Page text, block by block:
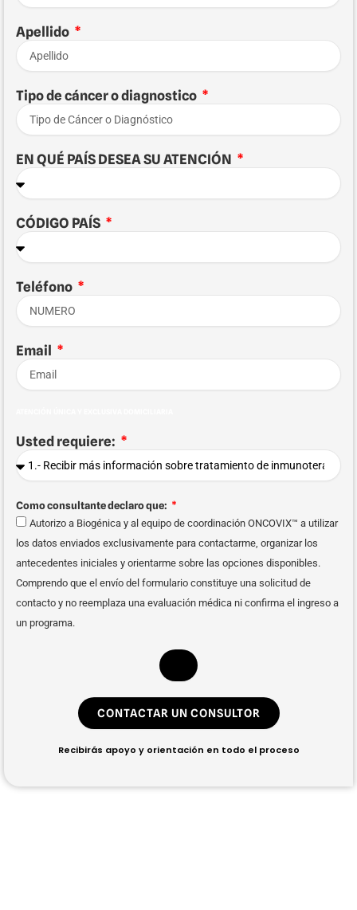
Apellido
Tipo de cáncer o diagnostico
EN QUÉ PAÍS DESEA SU ATENCIÓN
CÓDIGO PAÍS
Teléfono
Email
Usted requiere:
Como consultante declaro que:
Autorizo a Biogénica y al equipo de coordinación ONCOVIX™ a utilizar
los datos enviados exclusivamente para contactarme, organizar los
antecedentes iniciales y orientarme sobre las opciones disponibles.
Comprendo que el envío del formulario constituye una solicitud de
contacto y no reemplaza una evaluación médica ni confirma el ingreso a
un programa.
CONTACTAR UN CONSULTOR
Recibirás apoyo y orientación en todo el proceso